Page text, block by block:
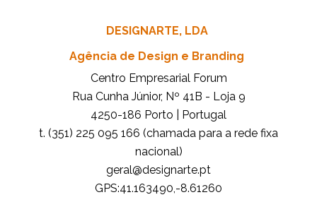
DESIGNARTE, LDA
Agência de Design e Branding
Centro Empresarial Forum
Rua Cunha Júnior, Nº 41B - Loja 9
4250-186 Porto | Portugal
t. (351) 225 095 166 (chamada para a rede fixa
nacional)
tp.etrangised@lareg
GPS:41.163490,-8.61260